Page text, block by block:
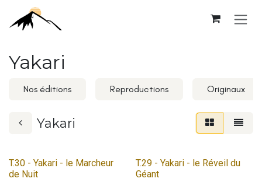
Se rendre au contenu
Yakari
Nos éditions Reproductions Originaux
Yakari
T.30 - Yakari - le Marcheur
de Nuit
T.29 - Yakari - le Réveil du
Géant